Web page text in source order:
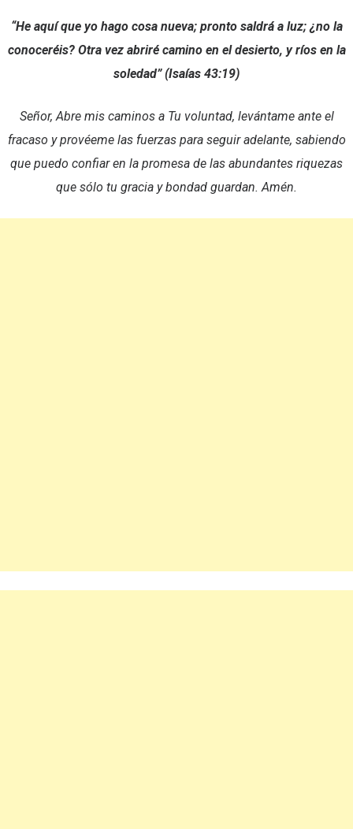
“He aquí que yo hago cosa nueva; pronto saldrá a luz; ¿no la
conoceréis? Otra vez abriré camino en el desierto, y ríos en la
soledad”(Isaías 43:19)
Señor, Abre mis caminos a Tu voluntad, levántame ante el
fracaso y provéeme las fuerzas para seguir adelante, sabiendo
que puedo confiar en la promesa de las abundantes riquezas
que sólo tu gracia y bondad guardan. Amén.